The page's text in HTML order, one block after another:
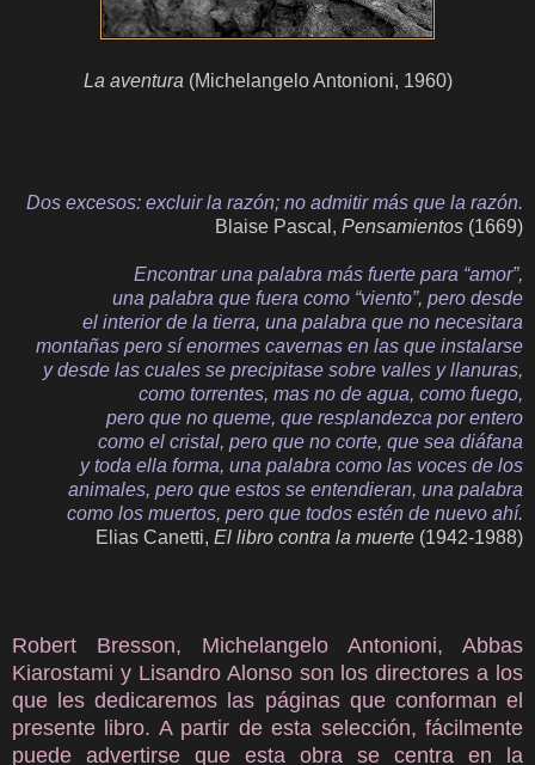
La aventura (Michelangelo Antonioni, 1960)
Dos excesos: excluir la razón; no admitir más que la razón.
Blaise Pascal, Pensamientos (1669)
Encontrar una palabra más fuerte para “amor”,
una palabra que fuera como “viento”, pero desde
el interior de la tierra, una palabra que no necesitara
montañas pero sí enormes cavernas en las que instalarse
y desde las cuales se precipitase sobre valles y llanuras,
como torrentes, mas no de agua, como fuego,
pero que no queme, que resplandezca por entero
como el cristal, pero que no corte, que sea diáfana
y toda ella forma, una palabra como las voces de los
animales, pero que estos se entendieran, una palabra
como los muertos, pero que todos estén de nuevo ahí.
Elias Canetti, El libro contra la muerte (1942-1988)
Robert Bresson, Michelangelo Antonioni, Abbas
Kiarostami y Lisandro Alonso son los directores a los
que les dedicaremos las páginas que conforman el
presente libro. A partir de esta selección, fácilmente
puede advertirse que esta obra se centra en la